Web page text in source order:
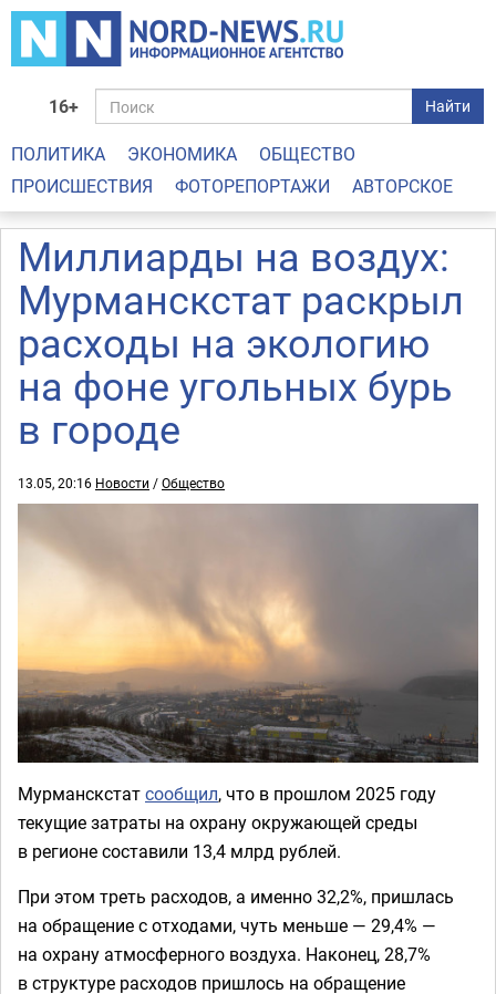
16+ Найти
ПОЛИТИКА ЭКОНОМИКА
ОБЩЕСТВО
ПРОИСШЕСТВИЯ
ФОТОРЕПОРТАЖИ АВТОРСКОЕ
Миллиарды на воздух:
Мурманскстат раскрыл
расходы на экологию
на фоне угольных бурь
в городе
13.05, 20:16 Новости /Общество
Мурманскстатсообщил, что в прошлом 2025 году
текущие затраты на охрану окружающей среды
в регионе составили 13,4 млрд рублей.
При этом треть расходов, а именно 32,2%, пришлась
на обращение с отходами, чуть меньше — 29,4% —
на охрану атмосферного воздуха. Наконец, 28,7%
в структуре расходов пришлось на обращение